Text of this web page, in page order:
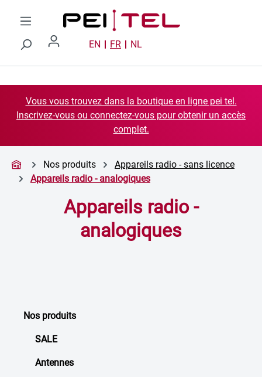
Passer au contenu principal
EN FR NL
Vous vous trouvez dans la boutique en ligne pei tel.
Inscrivez-vous ou connectez-vous pour obtenir un accès
complet.
Nos produits
Appareils radio - sans licence
Appareils radio - analogiques
Appareils radio -
analogiques
Nos produits
SALE
Antennes